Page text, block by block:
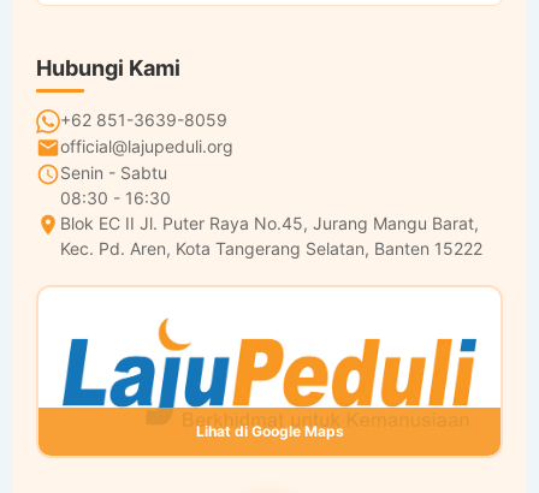
Hubungi Kami
+62 851-3639-8059
official@lajupeduli.org
Senin - Sabtu
08:30 - 16:30
Blok EC II Jl. Puter Raya No.45, Jurang Mangu Barat,
Kec. Pd. Aren, Kota Tangerang Selatan, Banten 15222
Lihat di Google Maps